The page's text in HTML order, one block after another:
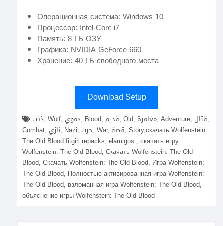
Операционная система: Windows 10
Процессор: Intel Core i7
Память: 8 ГБ ОЗУ
Графика: NVIDIA GeForce 660
Хранение: 40 ГБ свободного места
Download Setup
Combat, نازي, Nazi, حرب, War, قصة, Story,скачать Wolfenstein:
The Old Blood fitgirl repacks, elamigos , скачать игру
Wolfenstein: The Old Blood, Скачать Wolfenstein: The Old
Blood, Скачать Wolfenstein: The Old Blood, Игра Wolfenstein:
The Old Blood, Полностью активированная игра Wolfenstein:
The Old Blood, взломанная игра Wolfenstein: The Old Blood,
объяснение игры Wolfenstein: The Old Blood